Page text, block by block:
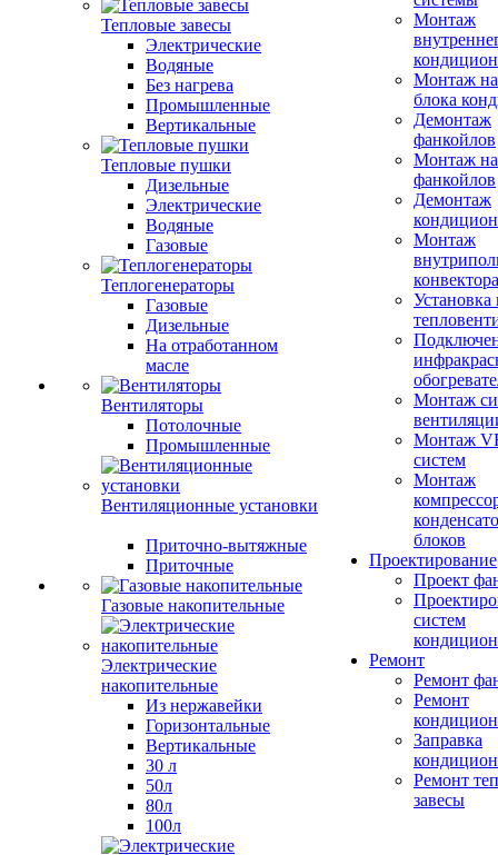
Тепловые завесы
Электрические
Водяные
Без нагрева
Промышленные
Вертикальные
Тепловые пушки
Дизельные
Электрические
Водяные
Газовые
Теплогенераторы
Газовые
Дизельные
На отработанном
масле
Вентиляторы
Потолочные
Промышленные
Вентиляционные установки
Приточно-вытяжные
Приточные
Газовые накопительные
Электрические
накопительные
Из нержавейки
Горизонтальные
Вертикальные
30 л
50л
80л
100л
Монтаж
Монтаж
блока
Демонтаж
фанкойлов
Монтаж
фанкойлов
Демонтаж
Монтаж
конвектора
Установка
Монтаж
Монтаж
систем
Монтаж
блоков
Проектирование
Проект
систем
Ремонт
Ремонт
Ремонт
Заправка
Ремонт
завесы